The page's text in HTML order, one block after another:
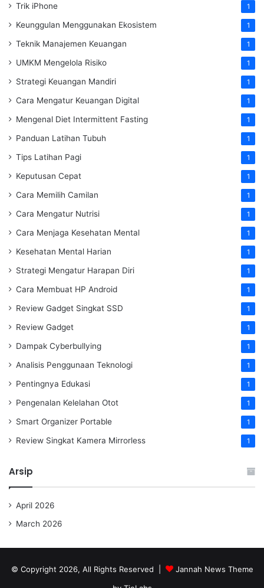
Trik iPhone 1
Keunggulan Menggunakan Ekosistem 1
Teknik Manajemen Keuangan 1
UMKM Mengelola Risiko 1
Strategi Keuangan Mandiri 1
Cara Mengatur Keuangan Digital 1
Mengenal Diet Intermittent Fasting 1
Panduan Latihan Tubuh 1
Tips Latihan Pagi 1
Keputusan Cepat 1
Cara Memilih Camilan 1
Cara Mengatur Nutrisi 1
Cara Menjaga Kesehatan Mental 1
Kesehatan Mental Harian 1
Strategi Mengatur Harapan Diri 1
Cara Membuat HP Android 1
Review Gadget Singkat SSD 1
Review Gadget 1
Dampak Cyberbullying 1
Analisis Penggunaan Teknologi 1
Pentingnya Edukasi 1
Pengenalan Kelelahan Otot 1
Smart Organizer Portable 1
Review Singkat Kamera Mirrorless 1
Arsip
April 2026
March 2026
© Copyright 2026, All Rights Reserved |
Jannah News Theme